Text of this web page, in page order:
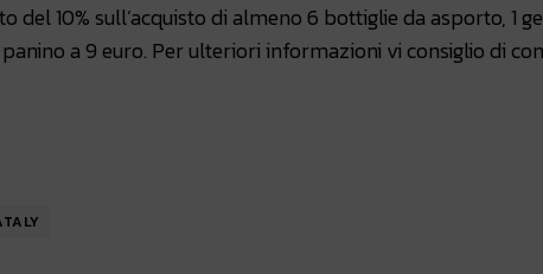
del 10% sull’acquisto di almeno 6 bottiglie da asporto, 1
a 9 euro. Per ulteriori informazioni vi consiglio di